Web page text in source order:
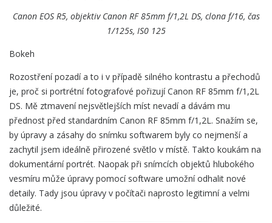
Canon EOS R5, objektiv Canon RF 85mm f/1,2L DS, clona f/16, čas
1/125s, IS0 125
Bokeh
Rozostření pozadí a to i v případě silného kontrastu a přechodů
je, proč si portrétní fotografové pořizují Canon RF 85mm f/1,2L
DS. Mě ztmavení nejsvětlejších míst nevadí a dávám mu
přednost před standardním Canon RF 85mm f/1,2L. Snažím se,
by úpravy a zásahy do snímku softwarem byly co nejmenší a
zachytil jsem ideálně přirozené světlo v místě. Takto koukám na
dokumentární portrét. Naopak při snímcích objektů hlubokého
vesmíru může úpravy pomocí software umožní odhalit nové
detaily. Tady jsou úpravy v počítači naprosto legitimní a velmi
důležité.